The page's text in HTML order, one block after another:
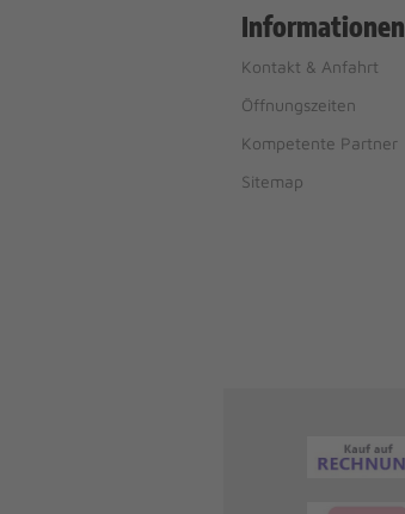
Informationen
Kontakt & Anfahrt
Öffnungszeiten
Kompetente Partner
Sitemap